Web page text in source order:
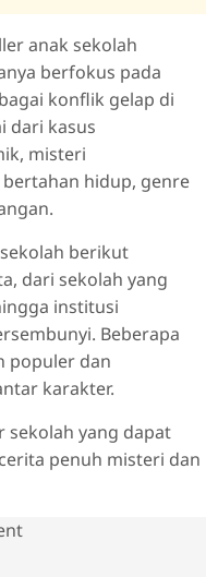
Penuh Ancaman
Rahasia Tersembunyi
Antar Siswa
Kehidupan Remaja
dari Masa Sekolah
anak sekolah
berfokus pada
konflik gelap di
dari kasus
misteri
hidup, genre
berikut
dari sekolah yang
institusi
Beberapa
populer dan
karakter.
yang dapat
penuh misteri dan